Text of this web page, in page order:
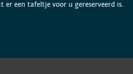
er een tafeltje voor u gereserveerd is.